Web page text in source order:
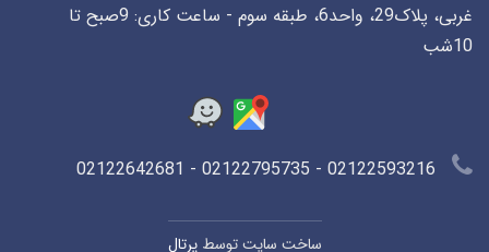
غربی، پلاک29، واحد6، طبقه سوم - ساعت کاری: 9صبح تا
10شب
ساخت سایت توسطپرتال